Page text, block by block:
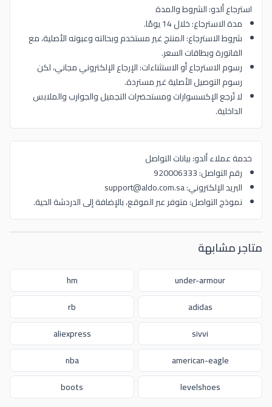
استرجاع ألدو: الشروط والمدة
مدة الاسترجاع: خلال 14 يومًا.
شروط الاسترجاع: المنتج غير مستخدم وبحالته وعبوته الأصلية، مع
الفاتورة وبطاقات السعر.
رسوم الاسترجاع أو الاستثناءات: الإرجاع الإلكتروني مجاني، لكن
رسوم التوصيل الأصلية غير مستردة.
لا تُرجع الإكسسوارات ومستحضرات التجميل والجوارب والملابس
الداخلية.
خدمة عملاء ألدو: بيانات التواصل
رقم التواصل: 920006333
البريد الإلكتروني: support@aldo.com.sa
نموذج التواصل: متوفر عبر الموقع، بالإضافة إلى الدردشة الحية.
متاجر مشابهة
under-armour
hm
adidas
rb
sivvi
aliexpress
american-eagle
nba
levelshoes
boots